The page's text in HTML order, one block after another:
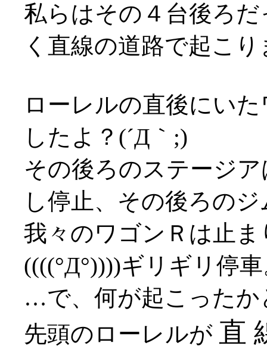
私らはその４台後ろ
く直線の道路で起こ
ローレルの直後にい
したよ？(´Д｀;)
その後ろのステージ
し停止、その後ろの
我々のワゴンＲは止
((((°Д°))))ギリギリ停
…で、何が起こった
先頭のローレルが 直